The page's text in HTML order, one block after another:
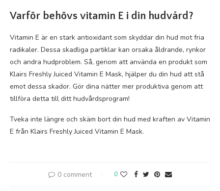
Varför behövs vitamin E i din hudvård?
Vitamin E är en stark antioxidant som skyddar din hud mot fria
radikaler. Dessa skadliga partiklar kan orsaka åldrande, rynkor
och andra hudproblem. Så, genom att använda en produkt som
Klairs Freshly Juiced Vitamin E Mask, hjälper du din hud att stå
emot dessa skador. Gör dina nätter mer produktiva genom att
tillföra detta till ditt hudvårdsprogram!
Tveka inte längre och skäm bort din hud med kraften av Vitamin
E från Klairs Freshly Juiced Vitamin E Mask.
0 comment 0